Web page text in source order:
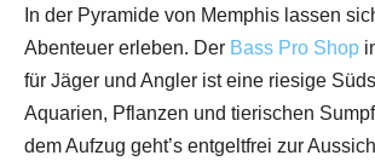
In der Pyramide von Memphis lassen
Abenteuer erleben. Der Bass Pro Shop
für Jäger und Angler ist eine riesige
Aquarien, Pflanzen und tierischen
dem Aufzug geht’s entgeltfrei zur